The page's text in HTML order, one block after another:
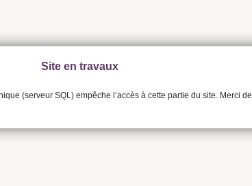
Site en travaux
(serveur SQL) empêche l’accès à cette partie du site. Merci de